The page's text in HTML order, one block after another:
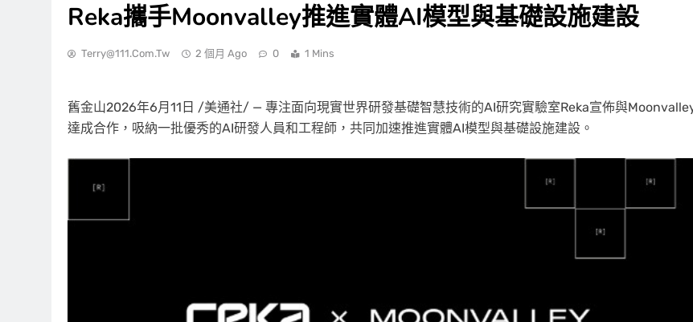
Reka攜手Moonvalley推進實體AI模型與基礎設施建設
Terry@111.com.tw 2 個月 Ago 0 1 Mins
舊金山2026年6月11日 /美通社/ — 專注面向現實世界研發基礎智慧技術的AI研究實驗室Reka宣佈與
達成合作，吸納一批優秀的AI研發人員和工程師，共同加速推進實體AI模型與基礎設施建設。